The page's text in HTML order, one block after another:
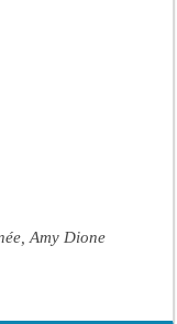
Amy Dione